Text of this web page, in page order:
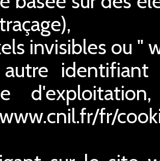
invisibles ou "
fr/